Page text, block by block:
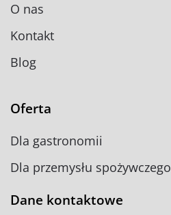
O nas
Kontakt
Blog
Oferta
Dla gastronomii
Dla przemysłu spożywczego
Dane kontaktowe